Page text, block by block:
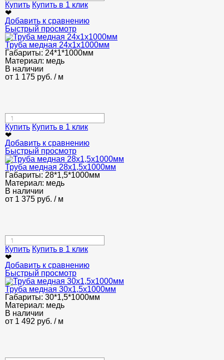
Купить Купить в 1 клик
❤
Добавить к сравнению
Быстрый просмотр
Труба медная 24x1x1000мм
Габариты: 24*1*1000мм
Материал: медь
В наличии
от 1 175 руб. / м
Купить Купить в 1 клик
❤
Добавить к сравнению
Быстрый просмотр
Труба медная 28x1,5x1000мм
Габариты: 28*1,5*1000мм
Материал: медь
В наличии
от 1 375 руб. / м
Купить Купить в 1 клик
❤
Добавить к сравнению
Быстрый просмотр
Труба медная 30x1,5x1000мм
Габариты: 30*1,5*1000мм
Материал: медь
В наличии
от 1 492 руб. / м